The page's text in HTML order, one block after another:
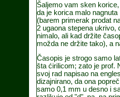
Šaljemo vam sken
da je korica malo
(barem primerak prodat
2 ugaona stepena
nimalo, ali kad držite č
možda ne držite tako), a
Časopis je strogo samo
štaćirilicom; zato je prof.
svoj rad napisao na
dizajnirano, da ona popreč
samo 0,1 mm u desno i